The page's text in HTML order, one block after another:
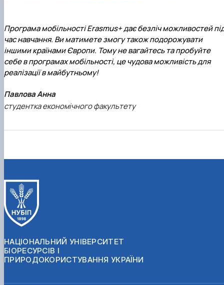
Програма мобільності Erasmus+ дає безліч можливостей
час навчання. Ви матимете змогу також подорожувати
іншими країнами Європи. Тому не вагайтесь та пробуйте
себе в програмах мобільності, це чудова можливість для
реалізації в майбутньому!
Павлова Анна
студентка економічного факультету
НАЦІОНАЛЬНИЙ УНІВЕРСИТЕТ
БІОРЕСУРСІВ І
ПРИРОДОКОРИСТУВАННЯ УКРАЇНИ